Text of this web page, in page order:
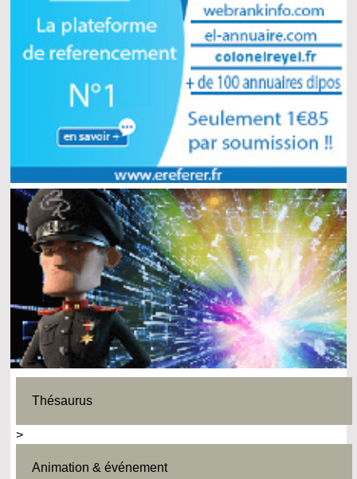
Thésaurus
>
Animation & événement